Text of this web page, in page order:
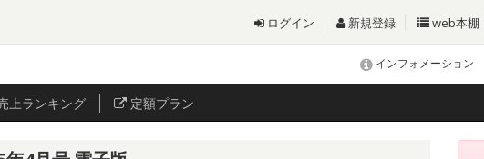
ログイン 新規登録 web本棚
インフォメーション
上ランキング 定額プラン